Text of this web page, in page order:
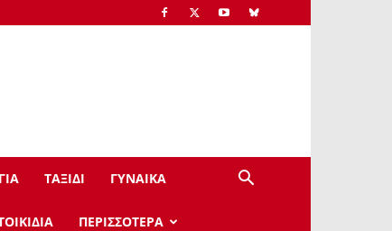
ΤΑΞΙΔΙ ΓΥΝΑΙΚΑ
ΠΕΡΙΣΣΟΤΕΡΑ